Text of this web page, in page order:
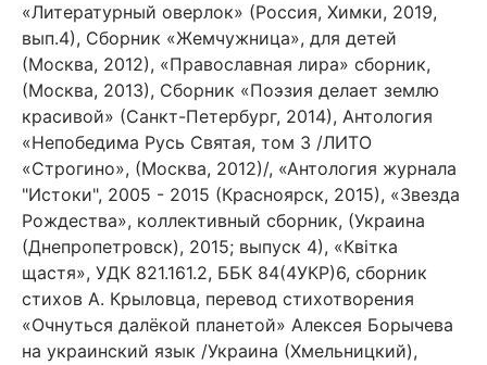
«Литературный оверлок» (Россия, Химки, 2019,
вып.4), Сборник «Жемчужница», для детей
(Москва, 2012), «Православная лира» сборник,
(Москва, 2013), Сборник «Поэзия делает землю
красивой» (Санкт-Петербург, 2014), Антология
«Непобедима Русь Святая, том 3 /ЛИТО
«Строгино», (Москва, 2012)/, «Антология журнала
"Истоки", 2005 - 2015 (Красноярск, 2015), «Звезда
Рождества», коллективный сборник, (Украина
(Днепропетровск), 2015; выпуск 4), «Квiтка
щастя», УДК 821.161.2, ББК 84(4УКР)6, сборник
стихов А. Крыловца, перевод стихотворения
«Очнуться далёкой планетой» Алексея Борычева
на украинский язык /Украина (Хмельницкий),